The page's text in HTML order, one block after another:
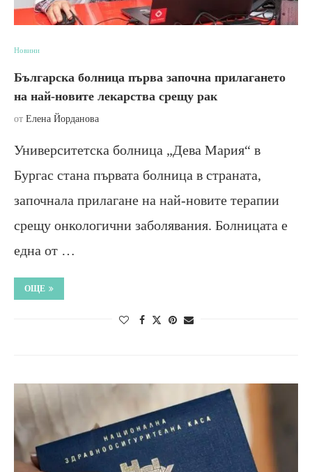
Новини
Българска болница първа започна прилагането
на най-новите лекарства срещу рак
от Елена Йорданова
Университетска болница „Дева Мария“ в
Бургас стана първата болница в страната,
започнала прилагане на най-новите терапии
срещу онкологични заболявания. Болницата е
една от …
ОЩЕ